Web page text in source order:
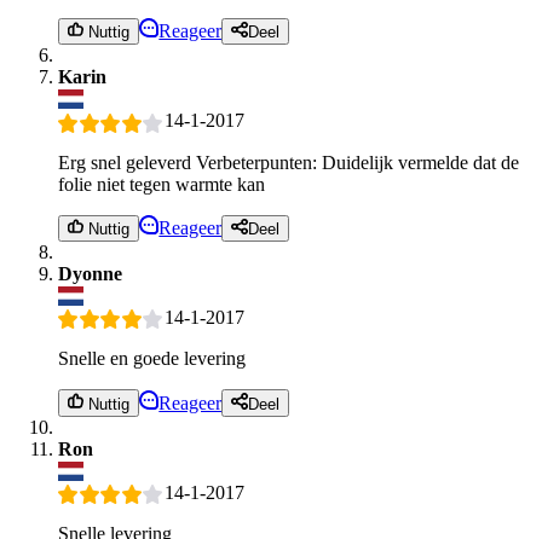
Nuttig Reageer Deel
Karin
14-1-2017
Erg snel geleverd Verbeterpunten: Duidelijk vermelde dat de
folie niet tegen warmte kan
Nuttig Reageer Deel
Dyonne
14-1-2017
Snelle en goede levering
Nuttig Reageer Deel
Ron
14-1-2017
Snelle levering